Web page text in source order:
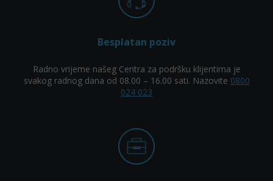
Besplatan poziv
Radno vrijeme našeg Centra za podršku klijentima je
svakog radnog dana od 08.00 – 16.00 sati. Nazovite 0800
024 023